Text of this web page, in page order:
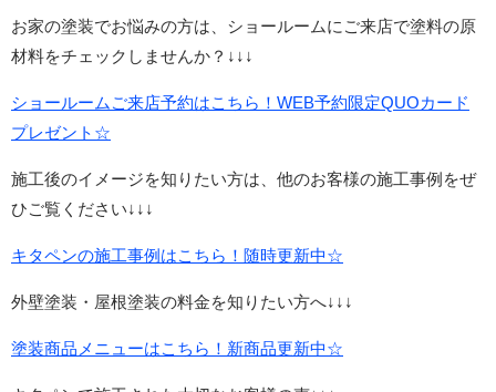
お家の塗装でお悩みの方は、ショールームにご来店で塗料の原
材料をチェックしませんか？↓↓↓
ショールームご来店予約はこちら！WEB予約限定QUOカード
プレゼント☆
施工後のイメージを知りたい方は、他のお客様の施工事例をぜ
ひご覧ください↓↓↓
キタペンの施工事例はこちら！随時更新中☆
外壁塗装・屋根塗装の料金を知りたい方へ↓↓↓
塗装商品メニューはこちら！新商品更新中☆